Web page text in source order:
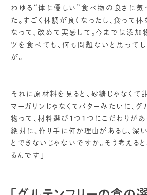
わゆる“体に優しい”食べ物の良さに気
た。すごく体調が良くなったし、食って
なって、改めて実感して。今までは添加
ツを食べても、何も問題ないと思って
が。
それに原材料を見ると、砂糖じゃなくて
マーガリンじゃなくてバターみたいに、グ
物って、材料選び1つ1つにこだわりがあ
絶対に、作り手に何か理由があるし、深
とできないじゃないですか。そう考える
るんです」